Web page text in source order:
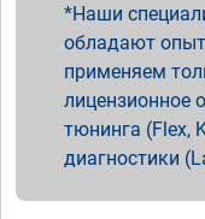
Наши
обладают
применяем
лицензионное
тюнинга (Flex,
диагностики